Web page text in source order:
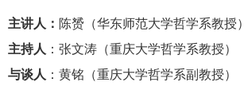
主讲人： 陈赟 （华东师范大学哲学系教授）
主持人 ：张文涛（重庆大学哲学系教授）
与谈人 ：黄铭（重庆大学哲学系副教授）